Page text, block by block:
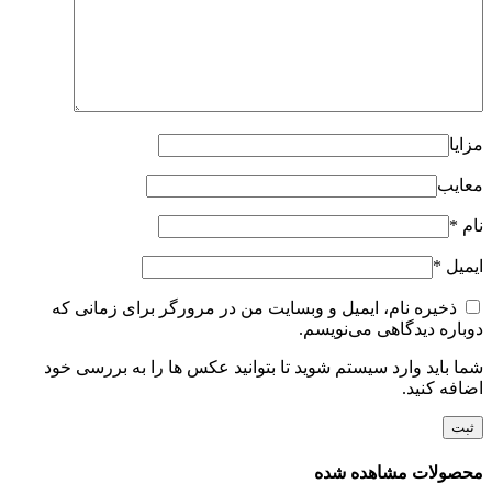
مزایا
معایب
نام *
ایمیل *
ذخیره نام، ایمیل و وبسایت من در مرورگر برای زمانی که
دوباره دیدگاهی می‌نویسم.
شما باید وارد سیستم شوید تا بتوانید عکس ها را به بررسی خود
اضافه کنید.
محصولات مشاهده شده